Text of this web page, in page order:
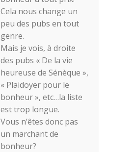
Cela nous change un
peu des pubs en tout
genre.
Mais je vois, à droite
des pubs « De la vie
heureuse de Sénèque »,
« Plaidoyer pour le
bonheur », etc…la liste
est trop longue.
Vous n’êtes donc pas
un marchant de
bonheur?